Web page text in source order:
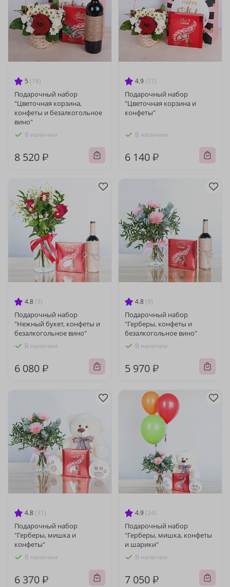
5 (18)
Подарочный набор
"Цветочная корзина,
конфеты и безалкогольное
вино"
В наличии
8 520 ₽
4.9 (37)
Подарочный набор
"Цветочная корзина и
конфеты"
В наличии
6 140 ₽
4.8 (9)
Подарочный набор
"Нежный букет, конфеты и
безалкогольное вино"
В наличии
6 080 ₽
4.8 (9)
Подарочный набор
"Герберы, конфеты и
безалкогольное вино"
В наличии
5 970 ₽
4.8 (31)
Подарочный набор
"Герберы, мишка и
конфеты"
В наличии
6 370 ₽
4.9 (24)
Подарочный набор
"Герберы, мишка, конфеты
и шарики"
В наличии
7 050 ₽